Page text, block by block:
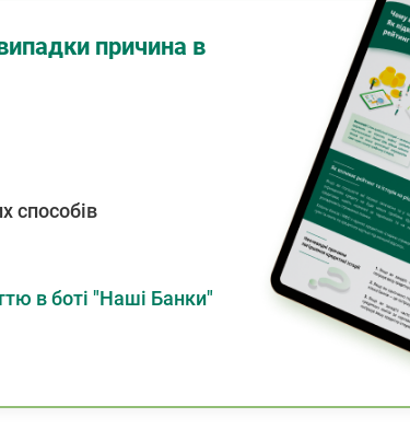
причина в
способів
в боті "Наші Банки"